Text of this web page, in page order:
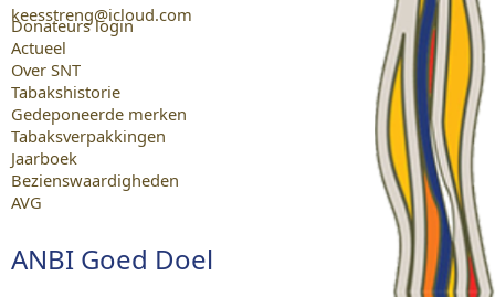
keesstreng@icloud.com
Donateurs login
Actueel
Over SNT
Tabakshistorie
Gedeponeerde merken
Tabaksverpakkingen
Jaarboek
Bezienswaardigheden
AVG
ANBI Goed Doel